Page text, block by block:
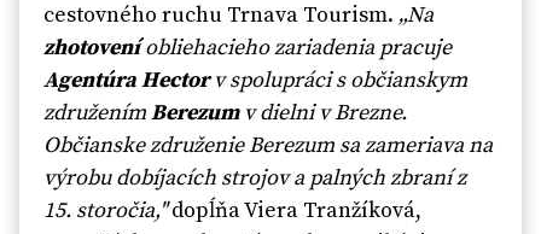
cestovného ruchu Trnava Tourism. „Na
zhotoveníobliehacieho zariadenia pracuje
Agentúra Hectorv spolupráci s občianskym
združenímBerezumv dielni v Brezne.
Občianske združenie Berezum sa zameriava na
výrobu dobíjacích strojov a palných zbraní z
15. storočia,"dopĺňa Viera Tranžíková,